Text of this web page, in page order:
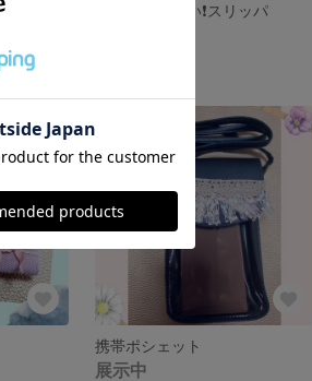
可愛カッコいい❗スリッパ
携帯ポシェット
展示中